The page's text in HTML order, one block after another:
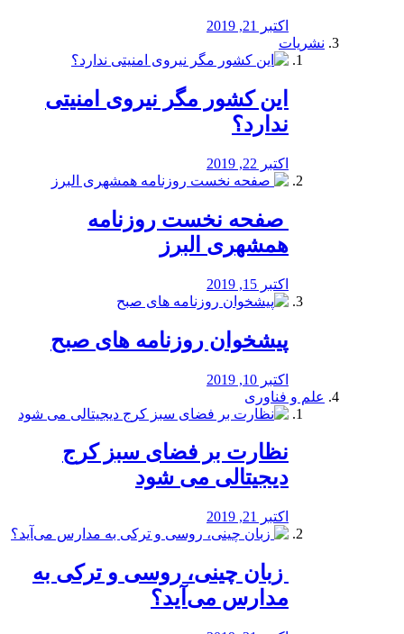
اکتبر 21, 2019
نشریات
این کشور مگر نیروی امنیتی
ندارد؟
اکتبر 22, 2019
️ صفحه نخست روزنامه‌
همشهری البرز
اکتبر 15, 2019
پیشخوان روزنامه های صبح
اکتبر 10, 2019
علم و فناوری
نظارت بر فضای سبز کرج
دیجیتالی می شود
اکتبر 21, 2019
️ زبان چینی، روسی و ترکی به
مدارس می‌آید؟